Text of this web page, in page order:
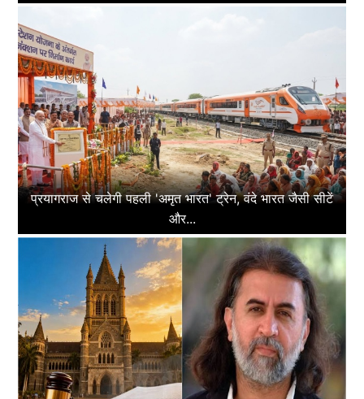
प्रयागराज से चलेगी पहली 'अमृत भारत' ट्रेन, वंदे भारत जैसी सीटें
और...